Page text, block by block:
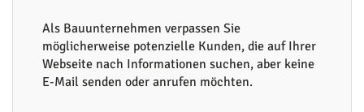
Als Bauunternehmen verpassen Sie
möglicherweise potenzielle Kunden, die auf Ihrer
Webseite nach Informationen suchen, aber keine
E-Mail senden oder anrufen möchten.